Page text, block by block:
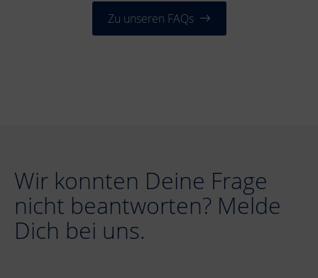
Zu unseren FAQs
Wir konnten Deine Frage
nicht beantworten? Melde
Dich bei uns.